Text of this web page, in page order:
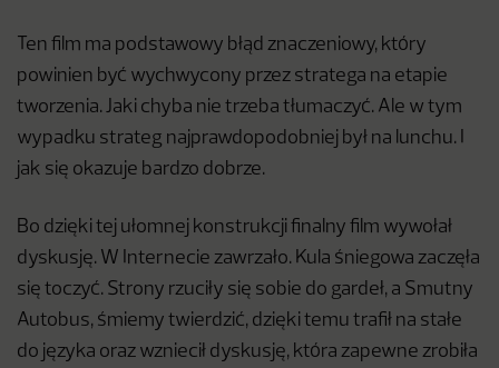
Ten film ma podstawowy błąd znaczeniowy, który
powinien być wychwycony przez stratega na etapie
tworzenia. Jaki chyba nie trzeba tłumaczyć. Ale w tym
wypadku strateg najprawdopodobniej był na lunchu. I
jak się okazuje bardzo dobrze.
Bo dzięki tej ułomnej konstrukcji finalny film wywołał
dyskusję. W Internecie zawrzało. Kula śniegowa zaczęła
się toczyć. Strony rzuciły się sobie do gardeł, a Smutny
Autobus, śmiemy twierdzić, dzięki temu trafił na stałe
do języka oraz wzniecił dyskusję, która zapewne zrobiła